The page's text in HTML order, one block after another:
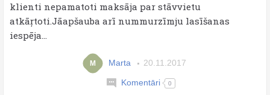
klienti nepamatoti maksāja par stāvvietu
atkāŗtoti.Jāapšauba arī nummurzīmju lasīšanas
iespēja...
M Marta 20.11.2017
Komentāri 0